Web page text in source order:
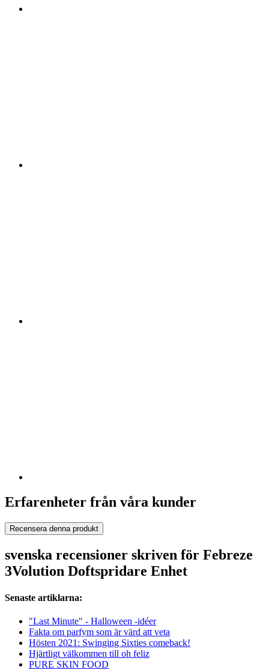
Erfarenheter från våra kunder
Recensera denna produkt
svenska recensioner skriven för Febreze
3Volution Doftspridare Enhet
Senaste artiklarna:
"Last Minute" - Halloween -idéer
Fakta om parfym som är värd att veta
Hösten 2021: Swinging Sixties comeback!
Hjärtligt välkommen till oh feliz
PURE SKIN FOOD